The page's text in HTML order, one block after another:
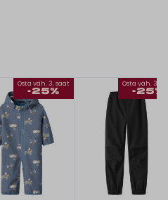
Osta väh. 3, saat
-25%
Osta väh. 3,
-25%